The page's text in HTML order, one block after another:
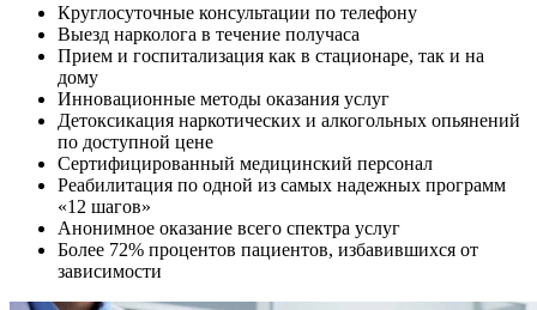
Круглосуточные консультации по телефону
Выезд нарколога в течение получаса
Прием и госпитализация как в стационаре, так и на
дому
Инновационные методы оказания услуг
Детоксикация наркотических и алкогольных опьянений
по доступной цене
Сертифицированный медицинский персонал
Реабилитация по одной из самых надежных программ
«12 шагов»
Анонимное оказание всего спектра услуг
Более 72% процентов пациентов, избавившихся от
зависимости